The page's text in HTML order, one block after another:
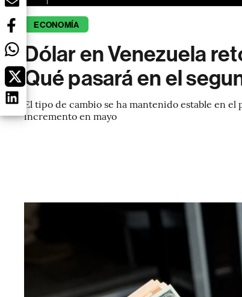
ECONOMÍA
Dólar en Venezuela
Qué pasará en el
El tipo de cambio se ha mantenido estable en
incremento en mayo